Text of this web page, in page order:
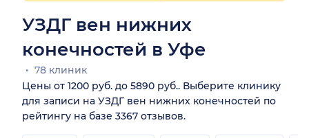
УЗДГ вен нижних
конечностей в Уфе
78 клиник
Цены от 1200 руб. до 5890 руб.. Выберите клинику
для записи на УЗДГ вен нижних конечностей по
рейтингу на базе 3367 отзывов.